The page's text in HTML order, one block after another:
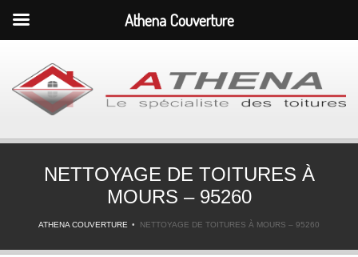
NETTOYAGE DE TOITURES À
MOURS – 95260
ATHENA COUVERTURE NETTOYAGE DE TOITURES À MOURS – 95260
Athena Couverture